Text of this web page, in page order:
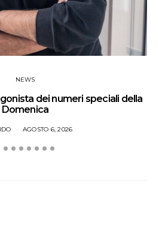
NEWS
dei numeri speciali della
Domenica
AGOSTO 6, 2026